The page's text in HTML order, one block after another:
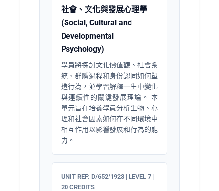
社會、文化與發展心理學
(Social, Cultural and
Developmental
Psychology)
學員將探討文化價值觀、社會系
統、群體過程和身份認同如何塑
造行為，並學習解釋一生中變化
與連續性的關鍵發展理論。 本
單元旨在培養學員分析生物、心
理和社會因素如何在不同環境中
相互作用以影響發展和行為的能
力。
UNIT REF: D/652/1923 | LEVEL 7 |
20 CREDITS